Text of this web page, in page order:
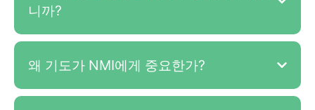
니까?
왜 기도가 NMI에게 중요한가?